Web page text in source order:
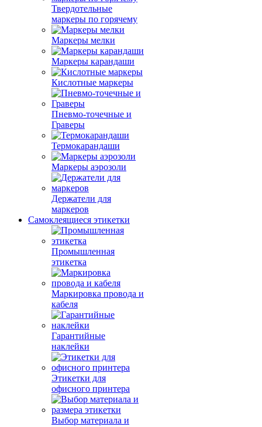
Твердотельные
маркеры по горячему
Маркеры мелки
Маркеры карандаши
Кислотные маркеры
Пневмо-точечные и
Граверы
Термокарандаши
Маркеры аэрозоли
Держатели для
маркеров
Самоклеящиеся этикетки
Промышленная
этикетка
Маркировка провода и
кабеля
Гарантийные
наклейки
Этикетки для
офисного принтера
Выбор материала и